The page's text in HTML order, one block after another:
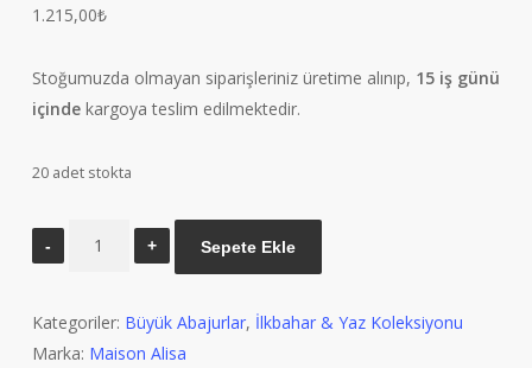
1.215,00₺
Stoğumuzda olmayan siparişleriniz üretime alınıp, 15 iş günü
içindekargoya teslim edilmektedir.
20 adet stokta
KAHLO
DESENLİ
Sepete Ekle
Kategoriler: Büyük Abajurlar, İlkbahar & Yaz Koleksiyonu
Marka: Maison Alisa